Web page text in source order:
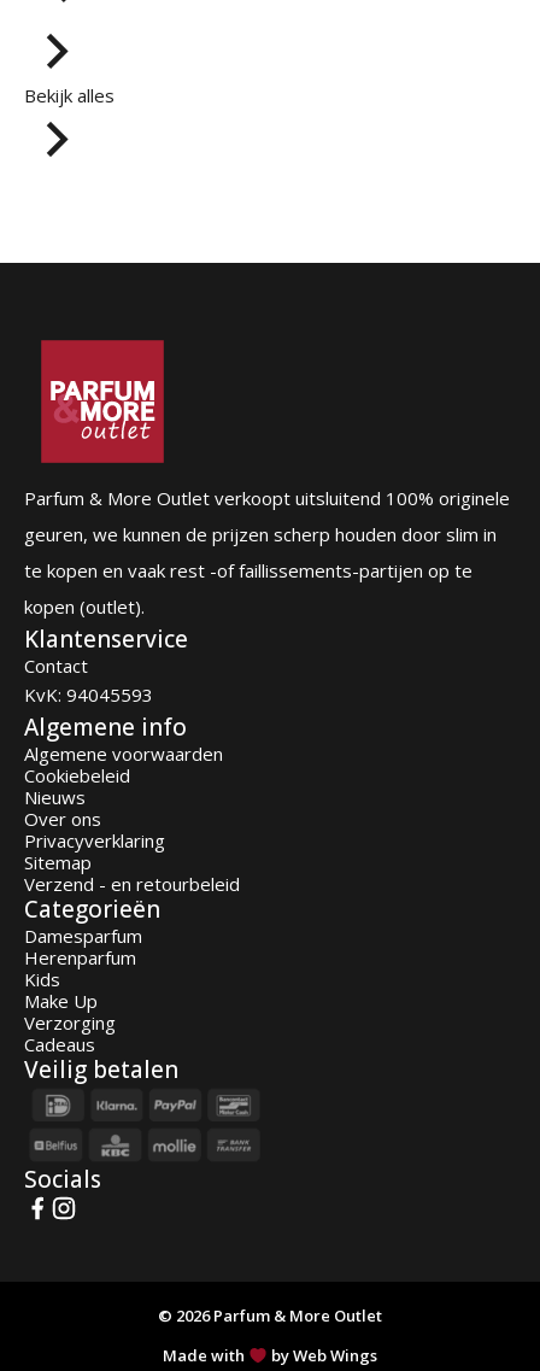
Bekijk alles
Parfum & More Outlet verkoopt uitsluitend 100% originele
geuren, we kunnen de prijzen scherp houden door slim in
te kopen en vaak rest -of faillissements-partijen op te
kopen (outlet).
Klantenservice
Contact
KvK: 94045593
Algemene info
Algemene voorwaarden
Cookiebeleid
Nieuws
Over ons
Privacyverklaring
Sitemap
Verzend - en retourbeleid
Categorieën
Damesparfum
Herenparfum
Kids
Make Up
Verzorging
Cadeaus
Veilig betalen
Socials
© 2026 Parfum & More Outlet
Made with
by Web Wings